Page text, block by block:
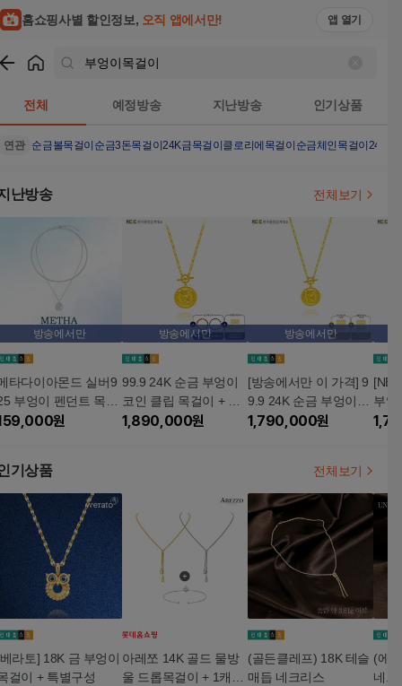
홈쇼핑사별 할인정보, 오직 앱에서만! 앱 열기
전체 예정방송 지난방송 인기상품
연관 순금볼목걸이 순금3돈목걸이24K금목걸이 클로리에목걸이 순금체인목걸이 24K목
난방송 전체보기
방송에서만
타다이아몬드 실버9
부엉이 펜던트 목걸
세트(총 2종)
원
방송에서만
99.9 24K 순금 부엉이
코인 클립 목걸이 + 방
송에서만 24K 순금 5종
1,890,000원
방송에서만
[방송에서만 이 가격] 9
9.9 24K 순금 부엉이코
인 클립 목걸이 + 순금
1,790,000원
부엉
이 +
기상품 전체보기
라토] 18K 금 부엉이
걸이 + 특별구성
아레쪼 14K 골드 물방
울 드롭목걸이 + 1캐럿
(골든클레프) 18K 테슬
매듭 네크리스
(에
네크